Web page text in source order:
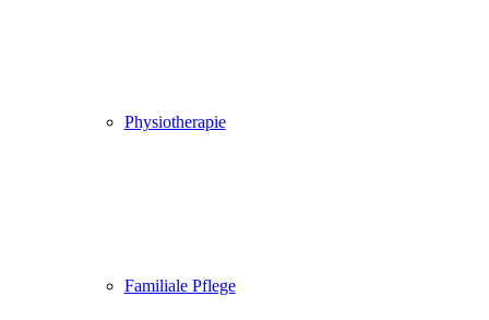
Physiotherapie
Familiale Pflege